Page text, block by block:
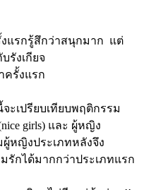
รกรู้สึกว่าสนุกมาก แต่
รังเกียจ
ครั้งแรก
เปรียบเทียบพฤติกรรม
girls) และ ผู้หญิง
ผู้หญิงประเภทหลังจึง
รักได้มากกว่าประเภทแรก